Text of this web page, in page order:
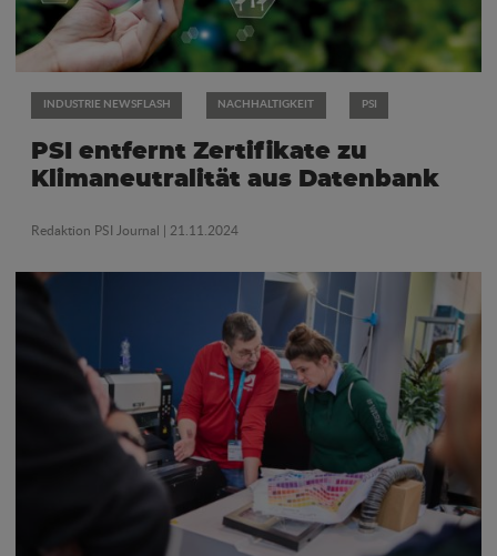
INDUSTRIE NEWSFLASH NACHHALTIGKEIT PSI
PSI entfernt Zertifikate zu
Klimaneutralität aus Datenbank
Redaktion PSI Journal | 21.11.2024